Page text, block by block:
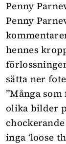
Penny
Penny
hennes
sätta ner
”Många
olika bilder
inga ‘loose